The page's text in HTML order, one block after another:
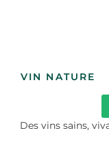
VIN NATURE
Des vins sains,